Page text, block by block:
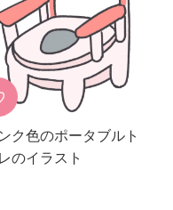
ク色のポータブルト
のイラスト